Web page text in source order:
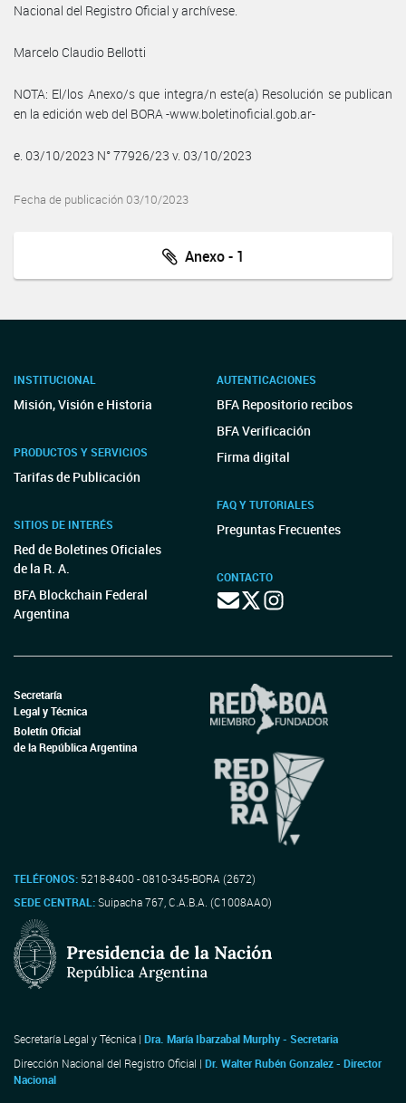
Nacional del Registro Oficial y archívese.
Marcelo Claudio Bellotti
NOTA: El/los Anexo/s que integra/n este(a) Resolución se publican
en la edición web del BORA -www.boletinoficial.gob.ar-
e. 03/10/2023 N° 77926/23 v. 03/10/2023
Fecha de publicación 03/10/2023
Anexo - 1
INSTITUCIONAL
Misión, Visión e Historia
PRODUCTOS Y SERVICIOS
Tarifas de Publicación
SITIOS DE INTERÉS
Red de Boletines Oficiales
de la R. A.
BFA Blockchain Federal
Argentina
AUTENTICACIONES
BFA Repositorio recibos
BFA Verificación
Firma digital
FAQ Y TUTORIALES
Preguntas Frecuentes
CONTACTO
Secretaría
Legal y Técnica
Boletín Oficial
de la República Argentina
TELÉFONOS: 5218-8400 - 0810-345-BORA (2672)
SEDE CENTRAL:Suipacha 767, C.A.B.A. (C1008AAO)
Secretaría Legal y Técnica | Dra. María Ibarzabal Murphy - Secretaria
Dirección Nacional del Registro Oficial | Dr. Walter Rubén Gonzalez - Director
Nacional